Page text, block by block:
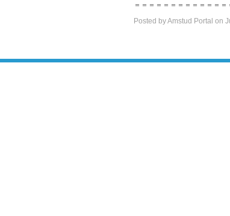
＝＝＝＝＝＝＝＝＝＝＝＝
Posted by Amstud Portal on